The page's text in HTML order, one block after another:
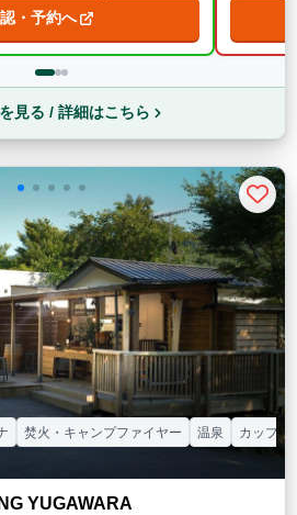
・予約へ
見る / 詳細はこちら
YUGAWARA
焚火・キャンプファイヤー 温泉 カップル